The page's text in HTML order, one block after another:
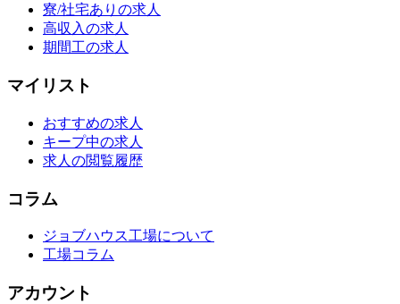
寮/社宅ありの求人
高収入の求人
期間工の求人
マイリスト
おすすめの求人
キープ中の求人
求人の閲覧履歴
コラム
ジョブハウス工場について
工場コラム
アカウント